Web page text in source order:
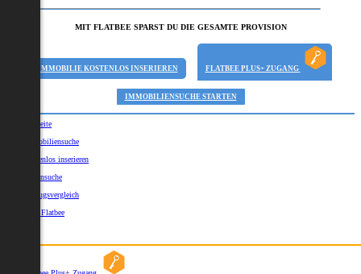
MIT FLATBEE SPARST DU DIE GESAMTE PROVISION
IMMOBILIE KOSTENLOS INSERIEREN FLATBEE PLUS+ ZUGANG
IMMOBILIENSUCHE STARTEN
Startseite
Immobiliensuche
Kostenlos inserieren
Kartensuche
Umzugsvergleich
Über Flatbee